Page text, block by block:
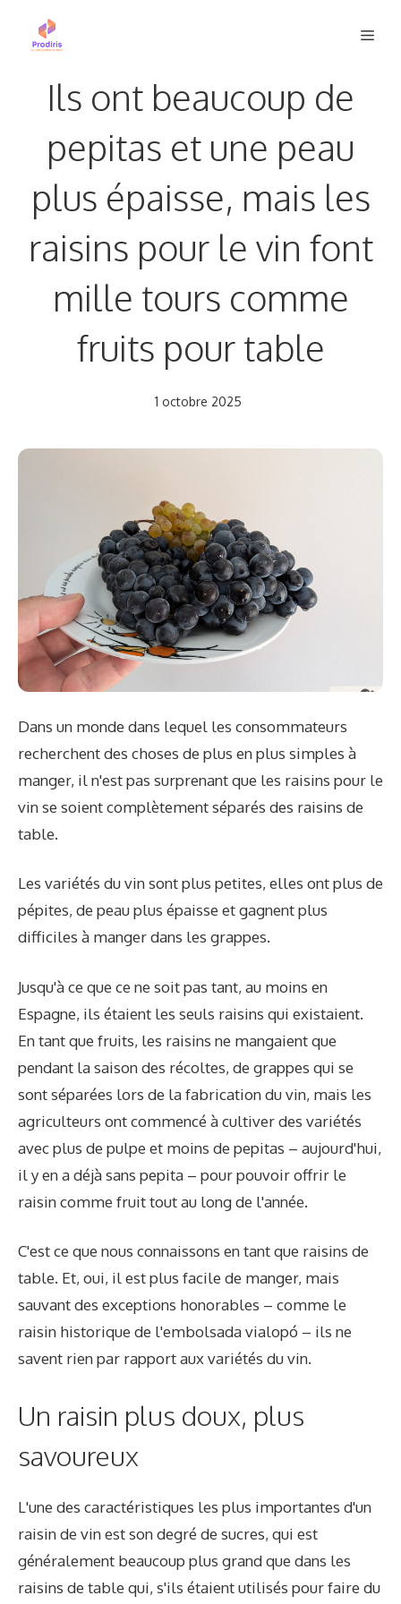
Ils ont beaucoup de
pepitas et une peau
plus épaisse, mais les
raisins pour le vin font
mille tours comme
fruits pour table
1 octobre 2025
Dans un monde dans lequel les consommateurs
recherchent des choses de plus en plus simples à
manger, il n'est pas surprenant que les raisins pour le
vin se soient complètement séparés des raisins de
table.
Les variétés du vin sont plus petites, elles ont plus de
pépites, de peau plus épaisse et gagnent plus
difficiles à manger dans les grappes.
Jusqu'à ce que ce ne soit pas tant, au moins en
Espagne, ils étaient les seuls raisins qui existaient.
En tant que fruits, les raisins ne mangaient que
pendant la saison des récoltes, de grappes qui se
sont séparées lors de la fabrication du vin, mais les
agriculteurs ont commencé à cultiver des variétés
avec plus de pulpe et moins de pepitas – aujourd'hui,
il y en a déjà sans pepita – pour pouvoir offrir le
raisin comme fruit tout au long de l'année.
C'est ce que nous connaissons en tant que raisins de
table. Et, oui, il est plus facile de manger, mais
sauvant des exceptions honorables – comme le
raisin historique de l'embolsada vialopó – ils ne
savent rien par rapport aux variétés du vin.
Un raisin plus doux, plus
savoureux
L'une des caractéristiques les plus importantes d'un
raisin de vin est son degré de sucres, qui est
généralement beaucoup plus grand que dans les
raisins de table qui, s'ils étaient utilisés pour faire du